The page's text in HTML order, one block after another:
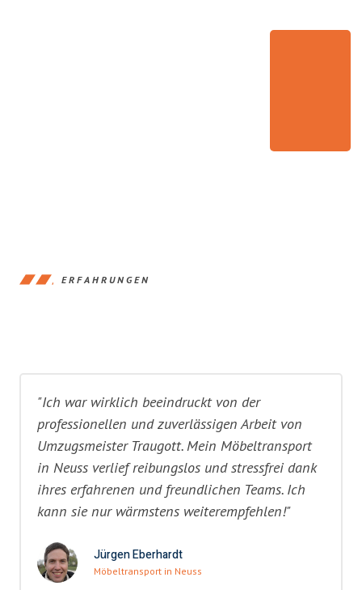
ERFAHRUNGEN
"Ich war wirklich beeindruckt von der
professionellen und zuverlässigen Arbeit von
Umzugsmeister Traugott. Mein Möbeltransport
in Neuss verlief reibungslos und stressfrei dank
ihres erfahrenen und freundlichen Teams. Ich
kann sie nur wärmstens weiterempfehlen!"
Jürgen Eberhardt
Möbeltransport in Neuss